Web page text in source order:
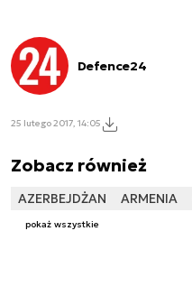
Defence24
25 lutego 2017, 14:05
Zobacz również
AZERBEJDŻAN ARMENIA
pokaż wszystkie